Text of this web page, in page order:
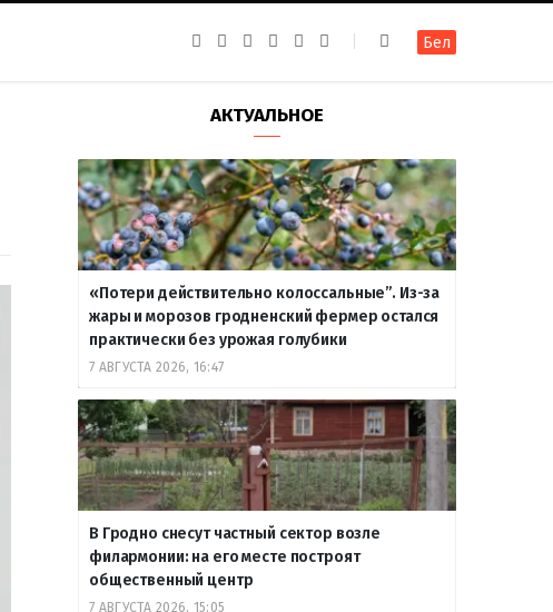
k
a
g
a
m
g
r
a
m
u
b
т
е
Бел
АКТУАЛЬНОЕ
«Потери действительно колоссальные”. Из-за
жары и морозов гродненский фермер остался
практически без урожая голубики
7 АВГУСТА 2026, 16:47
В Гродно снесут частный сектор возле
филармонии: на его месте построят
общественный центр
7 АВГУСТА 2026, 15:05